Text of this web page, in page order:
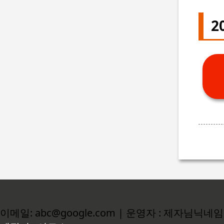
이메일: abc@google.com | 운영자 : 제자님닉네임